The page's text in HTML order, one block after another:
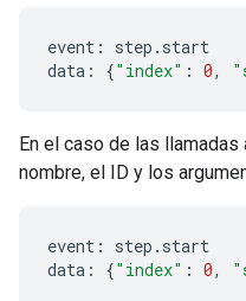
event : step . start
data : {"index" : 0,
En el caso de las
nombre, el ID y los
event : step . start
data : {"index" : 0,